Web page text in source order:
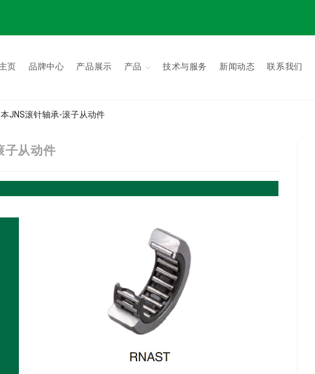
页 品牌中心 产品展示 产品 技术与服务 新闻动态 联系我们
JNS滚针轴承-滚子从动件
子从动件